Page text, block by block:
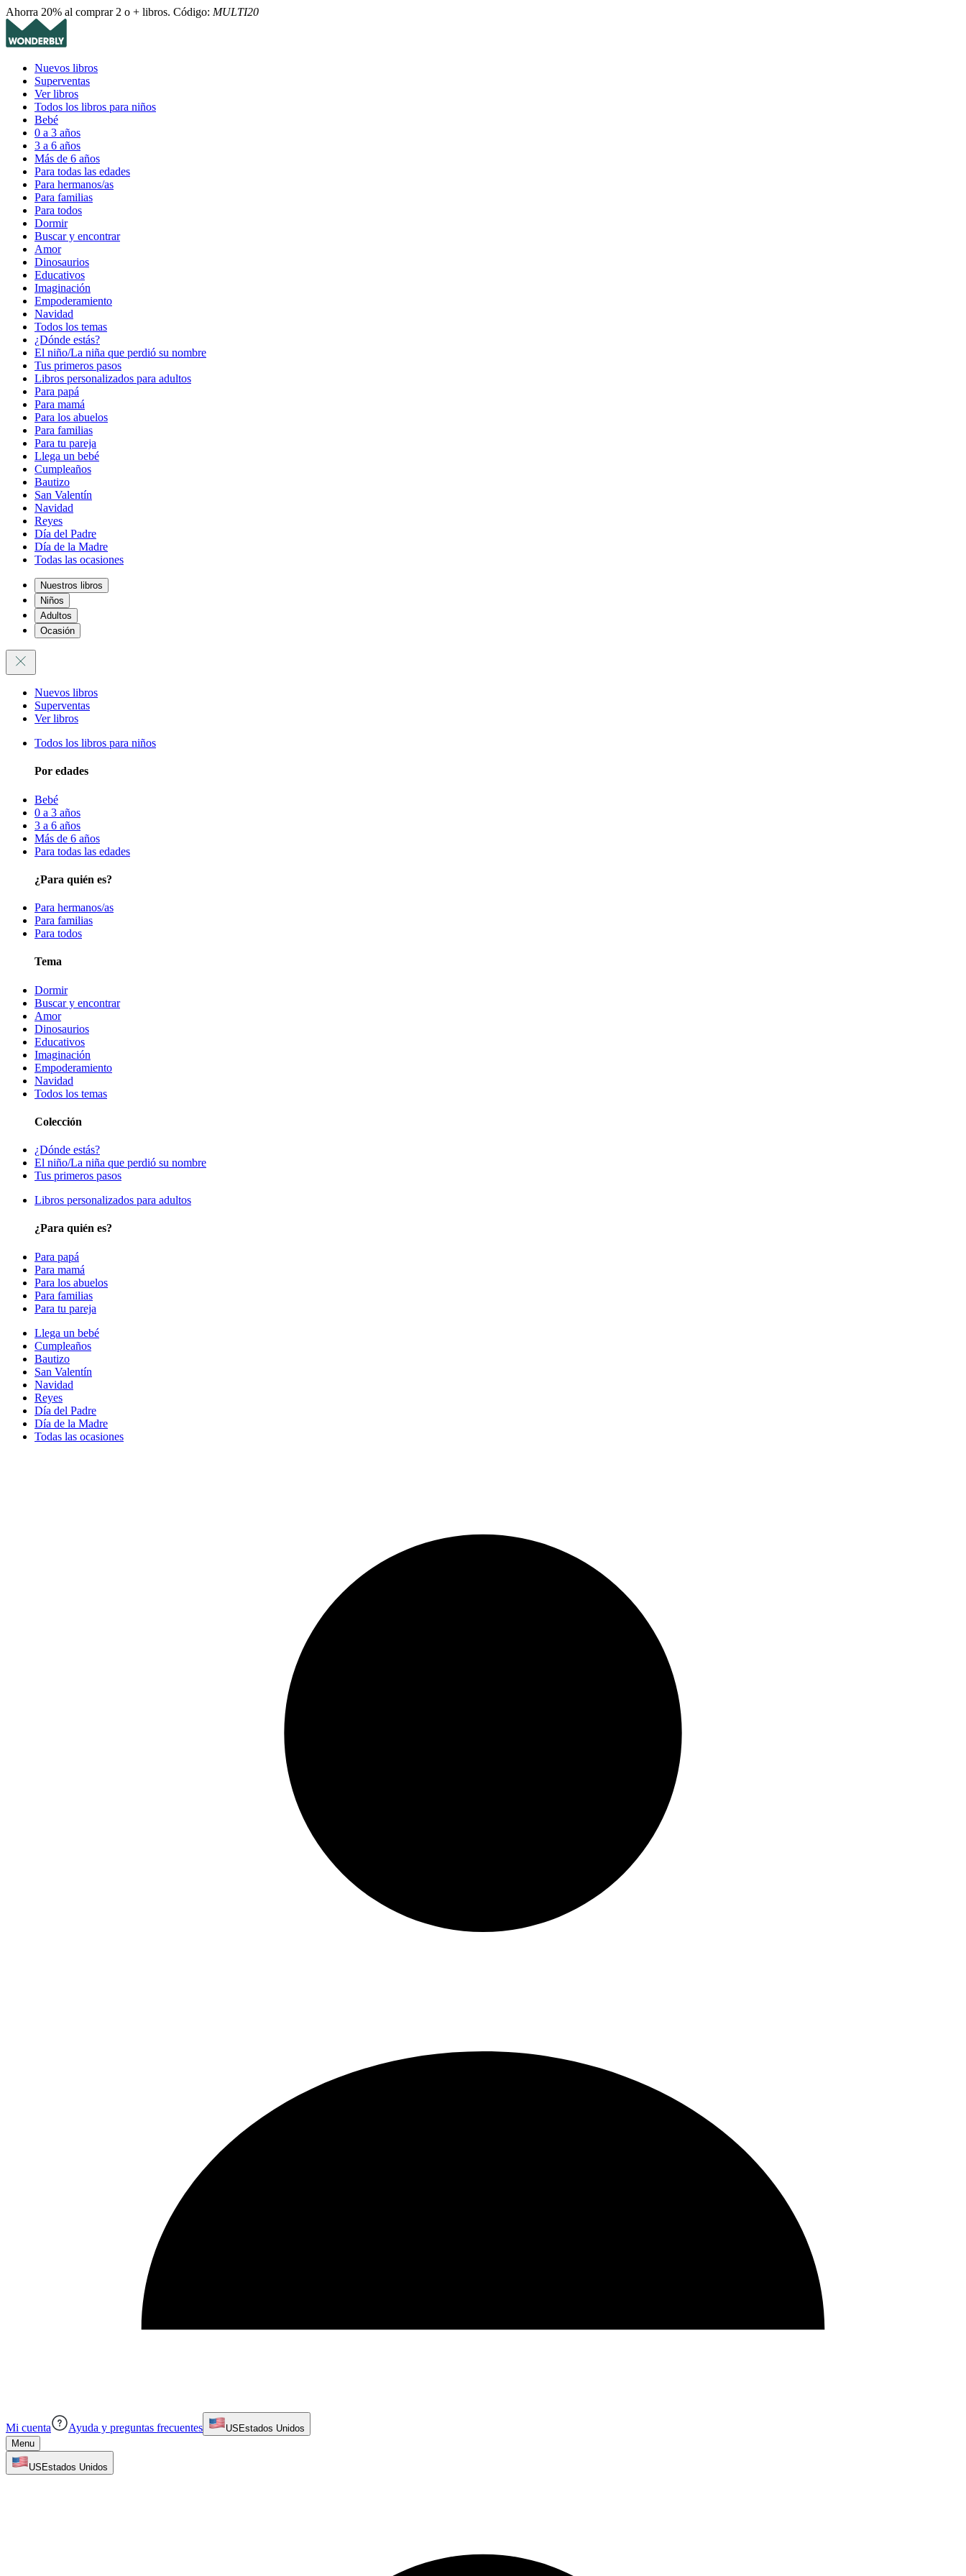
Ahorra 20% al comprar 2 o + libros. Código: MULTI20
Nuevos libros
Superventas
Ver libros
Todos los libros para niños
Bebé
0 a 3 años
3 a 6 años
Más de 6 años
Para todas las edades
Para hermanos/as
Para familias
Para todos
Dormir
Buscar y encontrar
Amor
Dinosaurios
Educativos
Imaginación
Empoderamiento
Navidad
Todos los temas
¿Dónde estás?
El niño/La niña que perdió su nombre
Tus primeros pasos
Libros personalizados para adultos
Para papá
Para mamá
Para los abuelos
Para familias
Para tu pareja
Llega un bebé
Cumpleaños
Bautizo
San Valentín
Navidad
Reyes
Día del Padre
Día de la Madre
Todas las ocasiones
Nuestros libros
Niños
Adultos
Ocasión
Nuevos libros
Superventas
Ver libros
Todos los libros para niños
Por edades
Bebé
0 a 3 años
3 a 6 años
Más de 6 años
Para todas las edades
¿Para quién es?
Para hermanos/as
Para familias
Para todos
Tema
Dormir
Buscar y encontrar
Amor
Dinosaurios
Educativos
Imaginación
Empoderamiento
Navidad
Todos los temas
Colección
¿Dónde estás?
El niño/La niña que perdió su nombre
Tus primeros pasos
Libros personalizados para adultos
¿Para quién es?
Para papá
Para mamá
Para los abuelos
Para familias
Para tu pareja
Llega un bebé
Cumpleaños
Bautizo
San Valentín
Navidad
Reyes
Día del Padre
Día de la Madre
Todas las ocasiones
Mi cuenta Ayuda y preguntas frecuentes USEstados Unidos
Menu
USEstados Unidos